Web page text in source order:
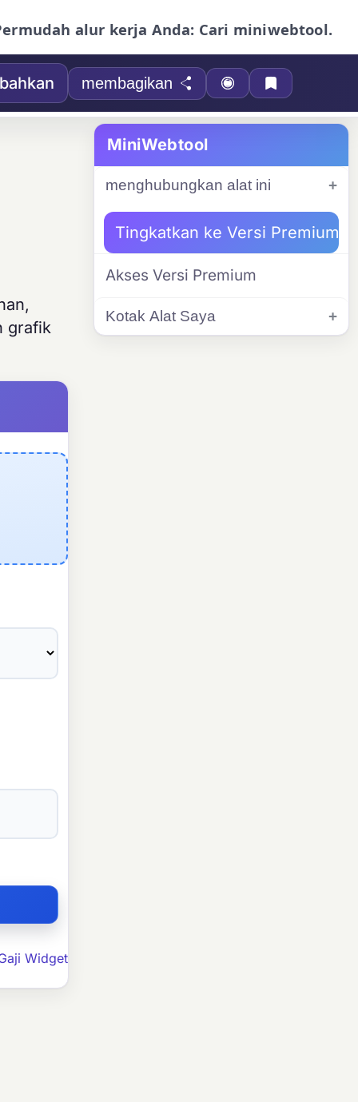
alur kerja Anda: Cari miniwebtool.
membagikan
grafik
Widget
MiniWebtool
menghubungkan alat ini
Tingkatkan ke Versi Premium
Akses Versi Premium
Kotak Alat Saya